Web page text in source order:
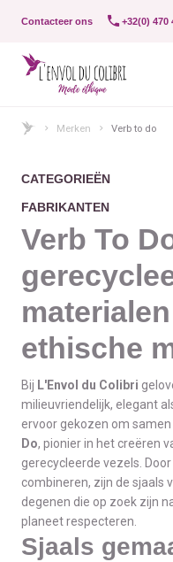
Contacteer ons +32(0) 470
Merken Verb to do
CATEGORIEËN
FABRIKANTEN
Verb To
ethische
Bij L'Envol du Colibri
milieuvriendelijk, elegant
ervoor gekozen om
Do, pionier in het creëren
gerecycleerde vezels.
combineren, zijn de sjaals
degenen die op zoek zijn
planeet respecteren.
Sjaals